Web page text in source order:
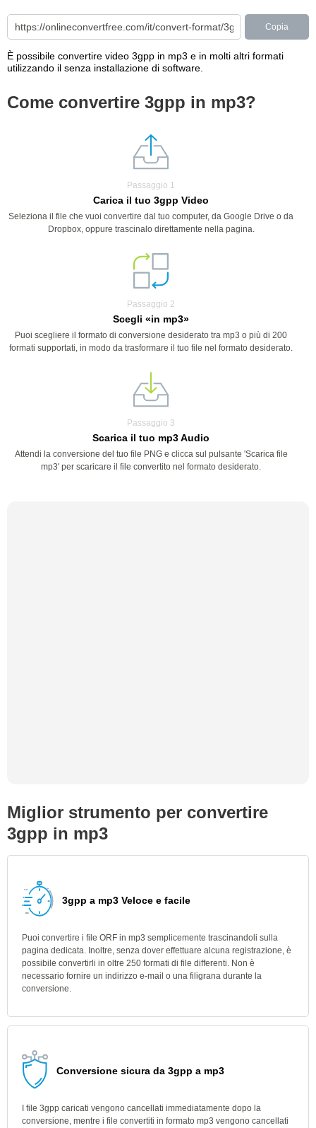
Copia
È possibile convertire video 3gpp in mp3 e in molti altri formati
utilizzando il senza installazione di software.
Come convertire 3gpp in mp3?
Passaggio 1
Carica il tuo 3gpp Video
Seleziona il file che vuoi convertire dal tuo computer, da Google Drive o da
Dropbox, oppure trascinalo direttamente nella pagina.
Passaggio 2
Scegli «in mp3»
Puoi scegliere il formato di conversione desiderato tra mp3 o più di 200
formati supportati, in modo da trasformare il tuo file nel formato desiderato.
Passaggio 3
Scarica il tuo mp3 Audio
Attendi la conversione del tuo file PNG e clicca sul pulsante 'Scarica file
mp3' per scaricare il file convertito nel formato desiderato.
Miglior strumento per convertire
3gpp in mp3
3gpp a mp3 Veloce e facile
Puoi convertire i file ORF in mp3 semplicemente trascinandoli sulla
pagina dedicata. Inoltre, senza dover effettuare alcuna registrazione, è
possibile convertirli in oltre 250 formati di file differenti. Non è
necessario fornire un indirizzo e-mail o una filigrana durante la
conversione.
Conversione sicura da 3gpp a mp3
I file 3gpp caricati vengono cancellati immediatamente dopo la
conversione, mentre i file convertiti in formato mp3 vengono cancellati